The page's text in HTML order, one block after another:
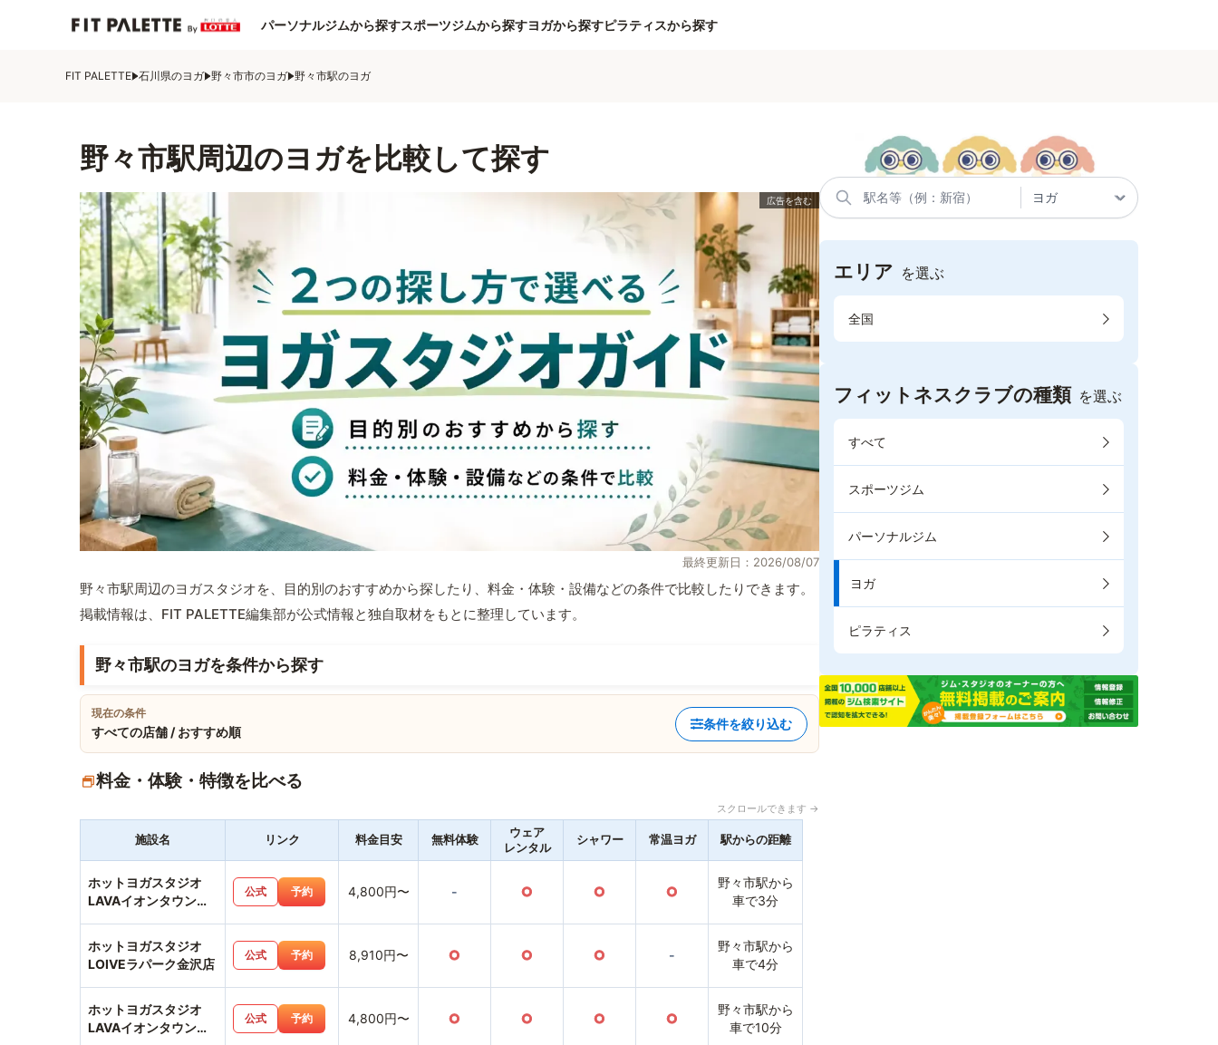
パーソナルジムから探すスポーツジムから探すヨガから探すピラティスから探す
FIT PALETTE 石川県のヨガ 野々市市のヨガ 野々市駅のヨガ
野々市駅周辺のヨガを比較して探す
最終更新日：2026/08/07
野々市駅周辺のヨガスタジオを、目的別のおすすめから探したり、料金・体験・設備などの条件で比較したりできます。
掲載情報は、FIT PALETTE編集部が公式情報と独自取材をもとに整理しています。
野々市駅のヨガを条件から探す
現在の条件
すべての店舗 / おすすめ順
条件を絞り込む
料金・体験・特徴を比べる
スクロールできます →
施設名 リンク 料金目安 無料体験
ウェア
レンタル
シャワー 常温ヨガ 駅からの距離
ホットヨガスタジオ
LAVAイオンタウン
公式 予約 4,800円〜 - ○ ○ ○
野々市駅から
車で3分
ホットヨガスタジオ
LOIVEラパーク金沢店
公式 予約 8,910円〜 ○ ○ ○ -
野々市駅から
車で4分
ホットヨガスタジオ
LAVAイオンタウン金
公式 予約 4,800円〜 ○ ○ ○ ○
野々市駅から
車で10分
エリア を選ぶ
全国
フィットネスクラブの種類 を選ぶ
すべて
スポーツジム
パーソナルジム
ヨガ
ピラティス